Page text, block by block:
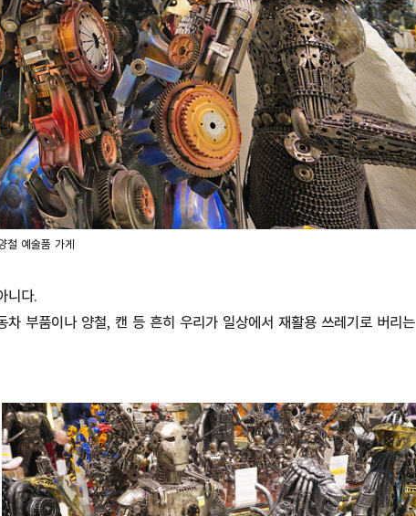
철 예술품 가게
니다.
부품이나 양철, 캔 등 흔히 우리가 일상에서 재활용 쓰레기로 버리는